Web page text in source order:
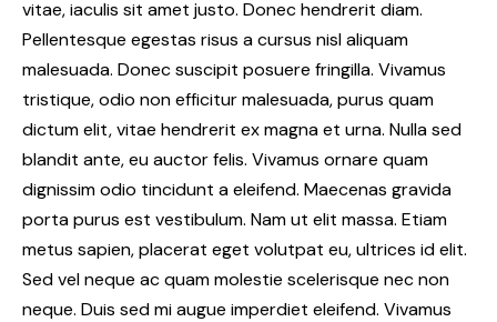
vitae, iaculis sit amet justo. Donec hendrerit diam.
Pellentesque egestas risus a cursus nisl aliquam
malesuada. Donec suscipit posuere fringilla. Vivamus
tristique, odio non efficitur malesuada, purus quam
dictum elit, vitae hendrerit ex magna et urna. Nulla sed
blandit ante, eu auctor felis. Vivamus ornare quam
dignissim odio tincidunt a eleifend. Maecenas gravida
porta purus est vestibulum. Nam ut elit massa. Etiam
metus sapien, placerat eget volutpat eu, ultrices id elit.
Sed vel neque ac quam molestie scelerisque nec non
neque. Duis sed mi augue imperdiet eleifend. Vivamus